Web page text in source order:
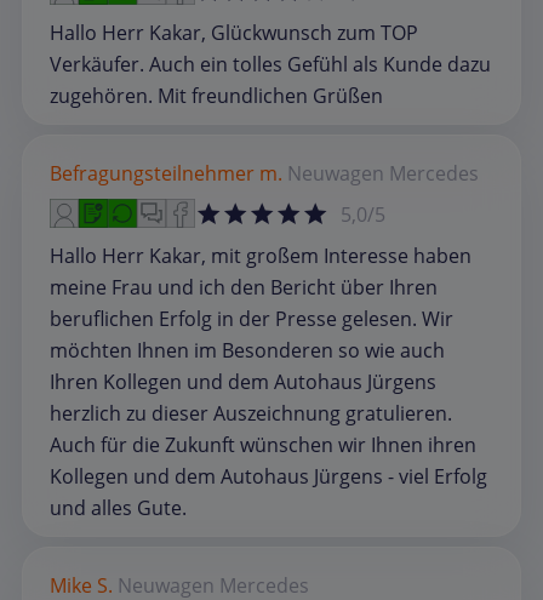
Hallo Herr Kakar, Glückwunsch zum TOP
Verkäufer. Auch ein tolles Gefühl als Kunde dazu
zugehören. Mit freundlichen Grüßen
Befragungsteilnehmer m. Neuwagen Mercedes
5,0/5
Hallo Herr Kakar, mit großem Interesse haben
meine Frau und ich den Bericht über Ihren
beruflichen Erfolg in der Presse gelesen. Wir
möchten Ihnen im Besonderen so wie auch
Ihren Kollegen und dem Autohaus Jürgens
herzlich zu dieser Auszeichnung gratulieren.
Auch für die Zukunft wünschen wir Ihnen ihren
Kollegen und dem Autohaus Jürgens - viel Erfolg
und alles Gute.
Mike S. Neuwagen Mercedes